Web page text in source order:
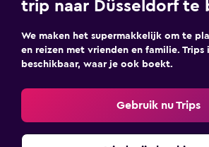
trip naar Düsseldorf te
We maken het supermakkelijk om te
en reizen met vrienden en familie. Trips
beschikbaar, waar je ook boekt.
Gebruik nu Trips